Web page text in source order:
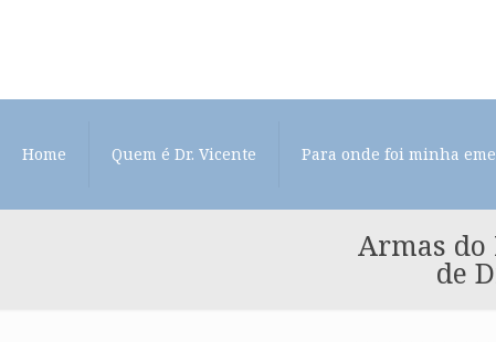
Home Quem é Dr. Vicente Para onde foi minha
Armas do
de